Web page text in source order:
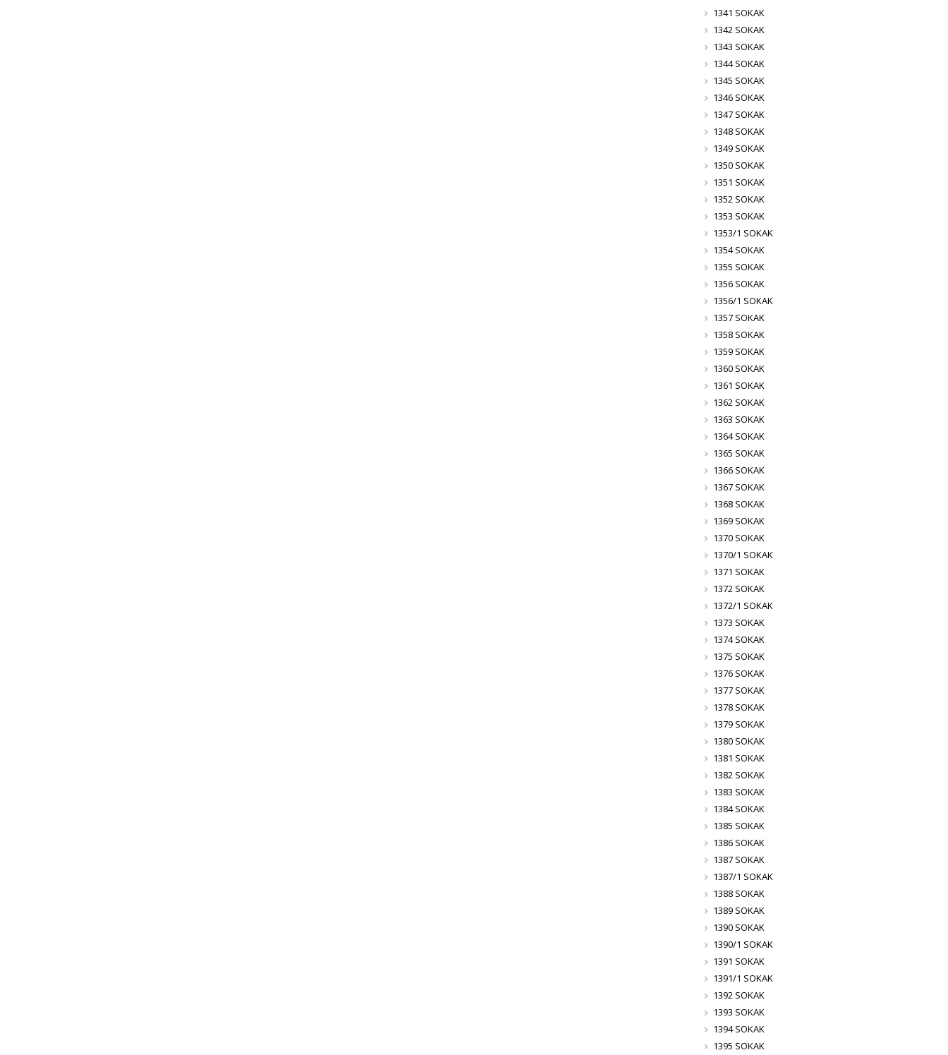
1341 SOKAK
1342 SOKAK
1343 SOKAK
1344 SOKAK
1345 SOKAK
1346 SOKAK
1347 SOKAK
1348 SOKAK
1349 SOKAK
1350 SOKAK
1351 SOKAK
1352 SOKAK
1353 SOKAK
1353/1 SOKAK
1354 SOKAK
1355 SOKAK
1356 SOKAK
1356/1 SOKAK
1357 SOKAK
1358 SOKAK
1359 SOKAK
1360 SOKAK
1361 SOKAK
1362 SOKAK
1363 SOKAK
1364 SOKAK
1365 SOKAK
1366 SOKAK
1367 SOKAK
1368 SOKAK
1369 SOKAK
1370 SOKAK
1370/1 SOKAK
1371 SOKAK
1372 SOKAK
1372/1 SOKAK
1373 SOKAK
1374 SOKAK
1375 SOKAK
1376 SOKAK
1377 SOKAK
1378 SOKAK
1379 SOKAK
1380 SOKAK
1381 SOKAK
1382 SOKAK
1383 SOKAK
1384 SOKAK
1385 SOKAK
1386 SOKAK
1387 SOKAK
1387/1 SOKAK
1388 SOKAK
1389 SOKAK
1390 SOKAK
1390/1 SOKAK
1391 SOKAK
1391/1 SOKAK
1392 SOKAK
1393 SOKAK
1394 SOKAK
1395 SOKAK